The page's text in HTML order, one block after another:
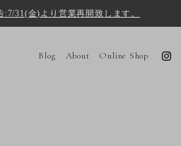
31(金)より営業再開致します。
Blog About Online Shop